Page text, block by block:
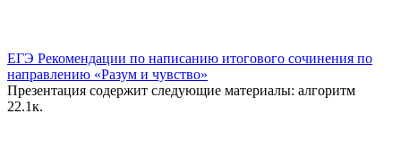
ЕГЭ Рекомендации по написанию итогового сочинения по
направлению «Разум и чувство»
Презентация содержит следующие материалы: алгоритм
22.1к.